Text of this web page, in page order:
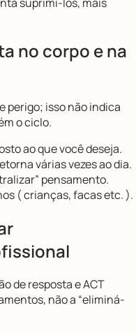
no corpo e na
perigo; isso não indica
o ciclo.
ao que você deseja.
várias vezes ao dia.
pensamento.
( crianças, facas etc. ).
de resposta e ACT
não a “eliminá-